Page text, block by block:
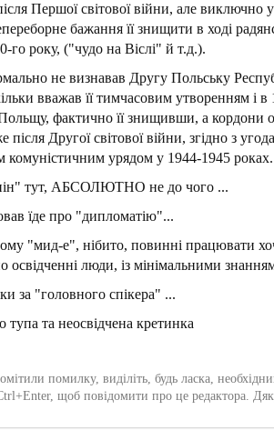
Першої світової війни, але виключно
бажання її знищити в ході
го року, ("чудо на Віслі" й т.д.).
не визнавав Другу Польську
вважав її тимчасовим утворенням і в
фактично її знищивши, а кордони
після Другої світової війни, згідно з
комуністичним урядом у 1944-1945 роках.
тут, АБСОЛЮТНО не до чого ...
їде про "дипломатію"...
"мид-е", нібито, повинні працювати
освідченні люди, із мінімальними
за "головного спікера" ...
тупа та неосвідчена кретинка
помилку, виділіть, будь ласка,
щоб повідомити про це редактора.